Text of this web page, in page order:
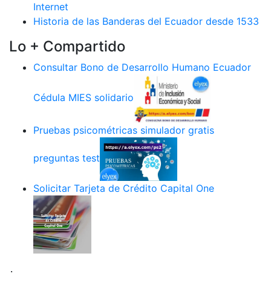
Internet
Historia de las Banderas del Ecuador desde 1533
Lo + Compartido
Consultar Bono de Desarrollo Humano Ecuador
Cédula MIES solidario
Pruebas psicométricas simulador gratis
preguntas test
Solicitar Tarjeta de Crédito Capital One
.